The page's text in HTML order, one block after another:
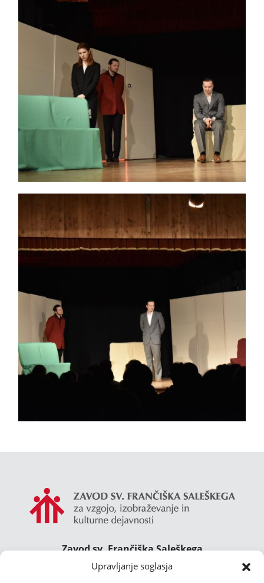
Upravljanje soglasja
Zavod sv. Frančiška Saleškega
Gimnazija Želimlje ° Dom Janeza Boska ° Majcnov